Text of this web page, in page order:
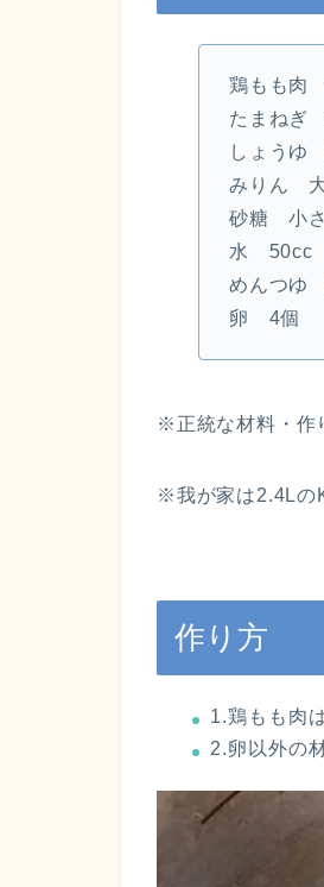
鶏もも肉
たまねぎ
しょうゆ
みりん
砂糖 小
水 50cc
めんつゆ
卵 4個
※正統な材料・作
※我が家は2.4Lの
作り方
1.鶏もも肉
2.卵以外の